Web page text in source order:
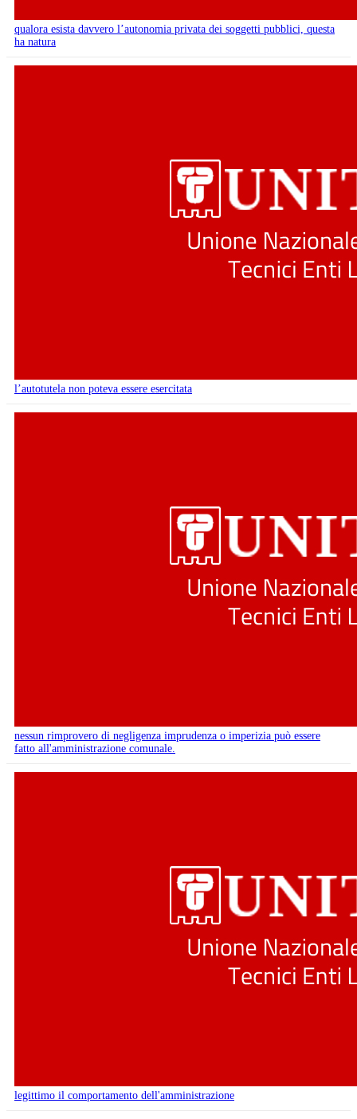
qualora esista davvero l’autonomia privata dei soggetti pubblici, questa
ha natura
l’autotutela non poteva essere esercitata
nessun rimprovero di negligenza imprudenza o imperizia può essere
fatto all'amministrazione comunale.
legittimo il comportamento dell'amministrazione